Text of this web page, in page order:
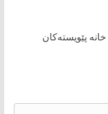
خانە پێویستەکان